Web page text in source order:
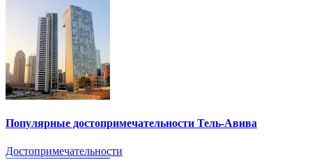
Популярные достопримечательности Тель-Авива
Достопримечательности